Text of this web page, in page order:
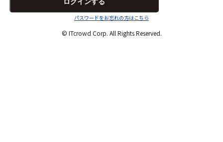
パスワードをお忘れの方はこちら
© ITcrowd Corp. All Rights Reserved.